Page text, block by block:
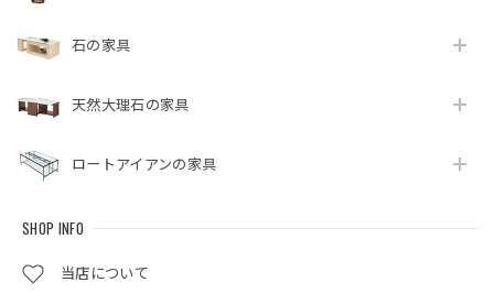
石の家具
天然大理石の家具
ロートアイアンの家具
SHOP INFO
当店について